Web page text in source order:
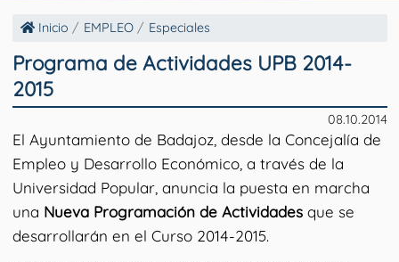
Inicio EMPLEO Especiales
Programa de Actividades UPB 2014-
2015
08.10.2014
El Ayuntamiento de Badajoz, desde la Concejalía de
Empleo y Desarrollo Económico, a través de la
Universidad Popular, anuncia la puesta en marcha
una Nueva Programación de Actividadesque se
desarrollarán en el Curso 2014-2015.